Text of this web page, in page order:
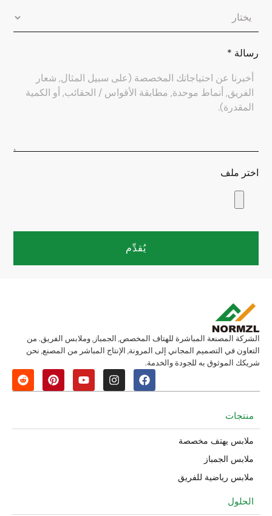
رسالة *
اختر ملف
يُقدِّم
الشركة المصنعة المباشرة للهتاف المخصص, الجمباز, وملابس الفريق. من
التعاون في التصميم المجاني إلى المرونة, الإنتاج المباشر من المصنع, نحن
شريكك الموثوق به للجودة والخدمة.
منتجات
ملابس يهتف مخصصة
ملابس الجمباز
ملابس رياضية للفريق
الحلول